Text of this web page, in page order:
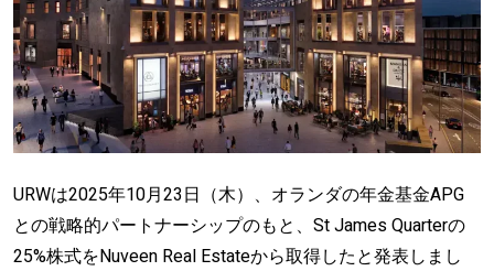
URWは2025年10月23日（木）、オランダの年金基金APG
との戦略的パートナーシップのもと、St James Quarterの
25%株式をNuveen Real Estateから取得したと発表しまし